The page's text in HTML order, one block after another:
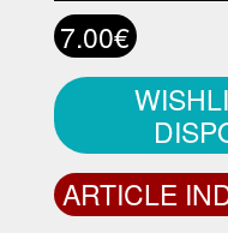
7.00€
ARTICLE